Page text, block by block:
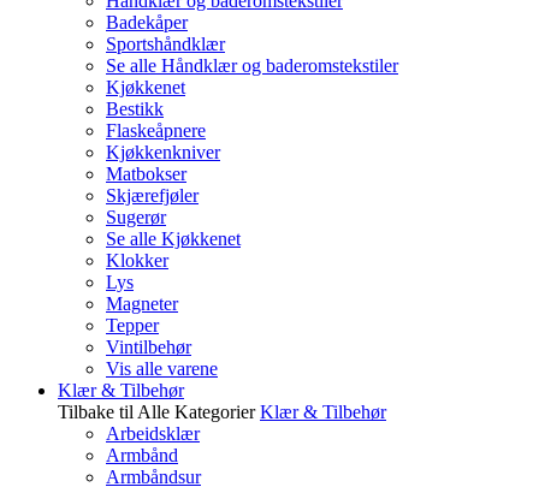
Badekåper
Sportshåndklær
Se alle Håndklær og baderomstekstiler
Kjøkkenet
Bestikk
Flaskeåpnere
Kjøkkenkniver
Matbokser
Skjærefjøler
Sugerør
Se alle Kjøkkenet
Klokker
Lys
Magneter
Tepper
Vintilbehør
Vis alle varene
Klær & Tilbehør
Tilbake til Alle Kategorier Klær & Tilbehør
Arbeidsklær
Armbånd
Armbåndsur